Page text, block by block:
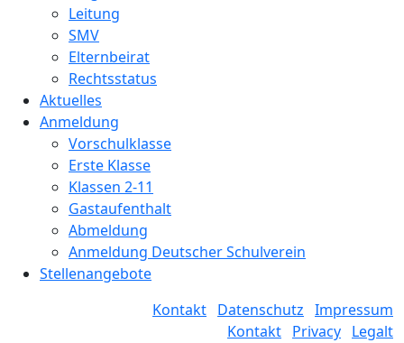
Leitung
SMV
Elternbeirat
Rechtsstatus
Aktuelles
Anmeldung
Vorschulklasse
Erste Klasse
Klassen 2-11
Gastaufenthalt
Abmeldung
Anmeldung Deutscher Schulverein
Stellenangebote
Kontakt Datenschutz Impressum
Kontakt Privacy Legalt